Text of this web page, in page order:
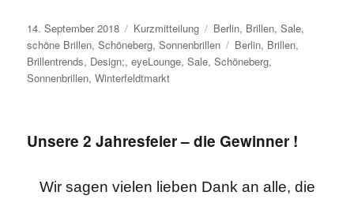
Veröffentlicht
am
14. September 2018 Format
Kurzmitteilung Kategorien
Berlin, Brillen,Sale,
schöne Brillen,Schöneberg,Sonnenbrillen Schlagwörter
Berlin, Brillen,
Brillentrends, Design;,eyeLounge,Sale,Schöneberg,
Sonnenbrillen,Winterfeldtmarkt
Unsere 2 Jahresfeier – die Gewinner !
Wir sagen vielen lieben Dank an alle, die